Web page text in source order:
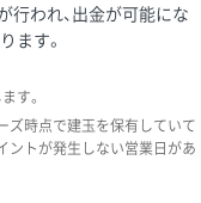
行われ、出金が可能にな
ます。
す。
ズ時点で建玉を保有していて
ントが発生しない営業日があ